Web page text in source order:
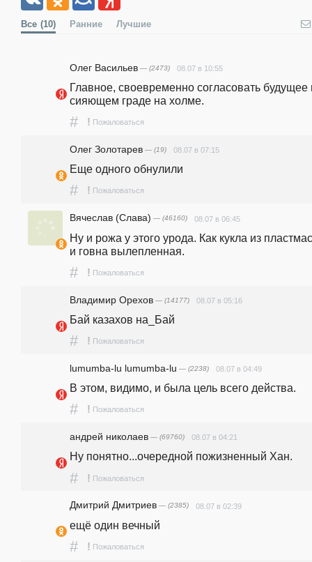
Все (10) Ранние Лучшие
Олег Васильев — (2473) 08.07 в 10:55
Главное, своевременно согласовать будущее
сияющем граде на холме.
# ! Пожаловаться
Олег Золотарев — (19) 08.07 в 07:15
Еще одного обнулили
# ! Пожаловаться
Вячеслав (Слава) — (46160) 08.07 в 06:45
Ну и рожа у этого урода. Как кукла из
и говна вылепленная.
# ! Пожаловаться
Владимир Орехов — (14177) 08.07 в 05:16
Бай казахов на_Бай
# ! Пожаловаться
lumumba-lu lumumba-lu — (2238) 08.07 в 04:49
В этом, видимо, и была цель всего действа.
# ! Пожаловаться
андpeй николаев — (69760) 08.07 в 04:21
Ну понятно...очередной пожизненный Хан.
# ! Пожаловаться
Дмитрий Дмитриев — (2385) 08.07 в 02:39
ещё один вечный
# ! Пожаловаться